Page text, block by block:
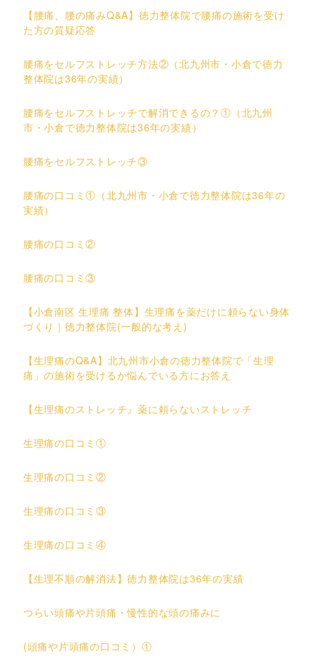
【腰痛、腰の痛みQ&A】徳力整体院で腰痛の施術を受け
た方の質疑応答
腰痛をセルフストレッチ方法②（北九州市・小倉で徳力
整体院は36年の実績）
腰痛をセルフストレッチで解消できるの？①（北九州
市・小倉で徳力整体院は36年の実績）
腰痛をセルフストレッチ③
腰痛の口コミ①（北九州市・小倉で徳力整体院は36年の
実績）
腰痛の口コミ②
腰痛の口コミ③
【小倉南区 生理痛 整体】生理痛を薬だけに頼らない身体
づくり｜徳力整体院(一般的な考え)
【生理痛のQ&A】北九州市小倉の徳力整体院で「生理
痛」の施術を受けるか悩んでいる方にお答え
【生理痛のストレッチ』薬に頼らないストレッチ
生理痛の口コミ①
生理痛の口コミ②
生理痛の口コミ③
生理痛の口コミ④
【生理不順の解消法】徳力整体院は36年の実績
つらい頭痛や片頭痛・慢性的な頭の痛みに
(頭痛や片頭痛の口コミ）①